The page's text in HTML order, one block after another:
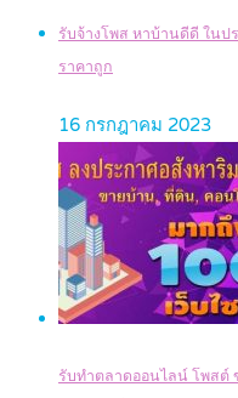
รับจ้างโพส หาบ้านดีดี ในป
ราคาถูก
16 กรกฎาคม 2023
รับทำตลาดออนไลน์ โพสต์